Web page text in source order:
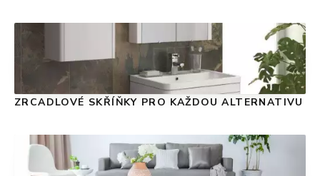
ZRCADLOVÉ SKŘÍŇKY PRO KAŽDOU ALTERNATIVU